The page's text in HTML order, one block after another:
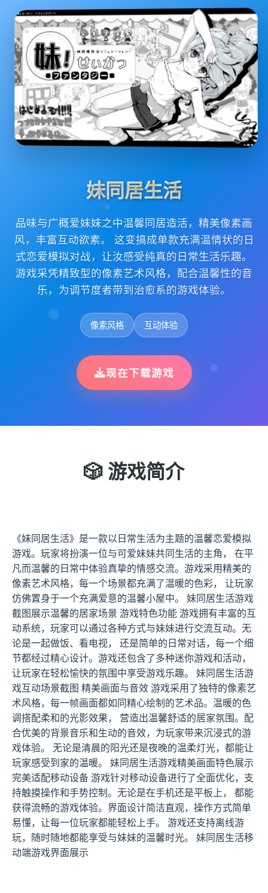
妹同居生活
品味与广概爱妹妹之中温馨同居造活，精美像素画
风，丰富互动欲素。 这变搞成单款充满温情状的日
式恋爱模拟对战，让汝感受纯真的日常生活乐趣。
游戏采凭精致型的像素艺术风格，配合温馨性的音
乐，为调节度者带到治愈系的游戏体验。
像素风格 互动体验
现在下载游戏
🎲 游戏简介
《妹同居生活》是一款以日常生活为主题的温馨恋爱模拟
游戏。玩家将扮演一位与可爱妹妹共同生活的主角， 在平
凡而温馨的日常中体验真挚的情感交流。游戏采用精美的
像素艺术风格，每一个场景都充满了温暖的色彩， 让玩家
仿佛置身于一个充满爱意的温馨小屋中。 妹同居生活游戏
截图展示温馨的居家场景 游戏特色功能 游戏拥有丰富的互
动系统，玩家可以通过各种方式与妹妹进行交流互动。无
论是一起做饭、看电视， 还是简单的日常对话，每一个细
节都经过精心设计。游戏还包含了多种迷你游戏和活动，
让玩家在轻松愉快的氛围中享受游戏乐趣。 妹同居生活游
戏互动场景截图 精美画面与音效 游戏采用了独特的像素艺
术风格，每一帧画面都如同精心绘制的艺术品。温暖的色
调搭配柔和的光影效果， 营造出温馨舒适的居家氛围。配
合优美的背景音乐和生动的音效，为玩家带来沉浸式的游
戏体验。 无论是清晨的阳光还是夜晚的温柔灯光，都能让
玩家感受到家的温暖。 妹同居生活游戏精美画面特色展示
完美适配移动设备 游戏针对移动设备进行了全面优化，支
持触摸操作和手势控制。无论是在手机还是平板上， 都能
获得流畅的游戏体验。界面设计简洁直观，操作方式简单
易懂，让每一位玩家都能轻松上手。 游戏还支持离线游
玩，随时随地都能享受与妹妹的温馨时光。 妹同居生活移
动端游戏界面展示